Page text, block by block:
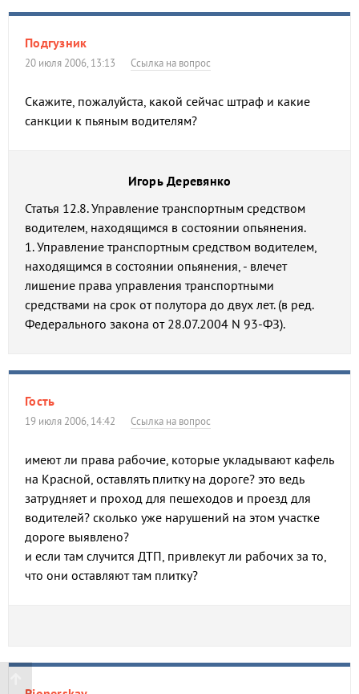
Подгузник
20 июля 2006, 13:13 Ссылка на вопрос
Скажите, пожалуйста, какой сейчас штраф и какие
санкции к пьяным водителям?
Игорь Деревянко
Статья 12.8. Управление транспортным средством
водителем, находящимся в состоянии опьянения.
1. Управление транспортным средством водителем,
находящимся в состоянии опьянения, - влечет
лишение права управления транспортными
средствами на срок от полутора до двух лет. (в ред.
Федерального закона от 28.07.2004 N 93-ФЗ).
Гость
19 июля 2006, 14:42 Ссылка на вопрос
имеют ли права рабочие, которые укладывают кафель
на Красной, оставлять плитку на дороге? это ведь
затрудняет и проход для пешеходов и проезд для
водителей? сколько уже нарушений на этом участке
дороге выявлено?
и если там случится ДТП, привлекут ли рабочих за то,
что они оставляют там плитку?